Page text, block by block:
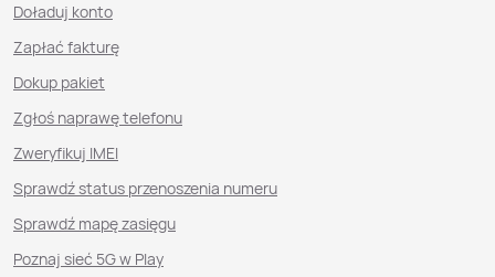
Doładuj konto
Zapłać fakturę
Dokup pakiet
Zgłoś naprawę telefonu
Zweryfikuj IMEI
Sprawdź status przenoszenia numeru
Sprawdź mapę zasięgu
Poznaj sieć 5G w Play